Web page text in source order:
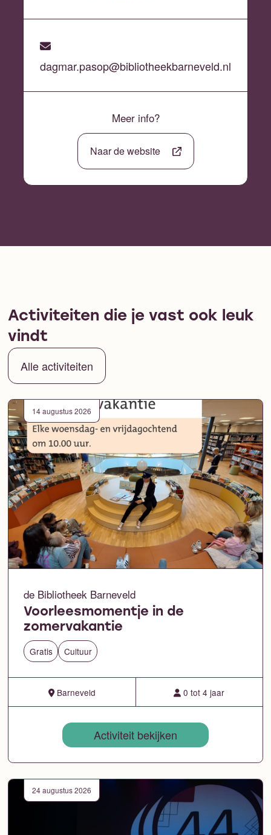
dagmar.pasop@bibliotheekbarneveld.nl
Meer info?
Naar de website
Activiteiten die je vast ook leuk
vindt
Alle activiteiten
14 augustus 2026
de Bibliotheek Barneveld
Voorleesmomentje in de
zomervakantie
Gratis Cultuur
Barneveld 0 tot 4 jaar
Activiteit bekijken
24 augustus 2026